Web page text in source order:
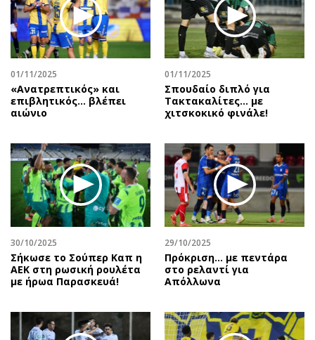
01/11/2025
«Ανατρεπτικός» και
επιβλητικός… βλέπει
αιώνιο
01/11/2025
Σπουδαίο διπλό για
Τακτακαλίτες… με
χιτσκοκικό φινάλε!
30/10/2025
Σήκωσε το Σούπερ Καπ η
ΑΕΚ στη ρωσική ρουλέτα
με ήρωα Παρασκευά!
29/10/2025
Πρόκριση... με πεντάρα
στο ρελαντί για
Απόλλωνα